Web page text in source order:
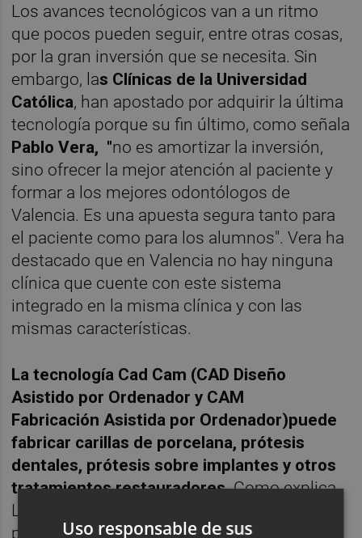
Los avances tecnológicos van a un ritmo
que pocos pueden seguir, entre otras cosas,
por la gran inversión que se necesita. Sin
embargo, las Clínicas de la Universidad
Católica, han apostado por adquirir la última
tecnología porque su fin último, como señala
Pablo Vera, "no es amortizar la inversión,
sino ofrecer la mejor atención al paciente y
formar a los mejores odontólogos de
Valencia. Es una apuesta segura tanto para
el paciente como para los alumnos". Vera ha
destacado que en Valencia no hay ninguna
clínica que cuente con este sistema
integrado en la misma clínica y con las
mismas características.
La tecnología Cad Cam (CAD Diseño
Asistido por Ordenador y CAM
Fabricación Asistida por Ordenador)puede
fabricar carillas de porcelana, prótesis
dentales, prótesis sobre implantes y otros
tratamientos restauradores.Como explica
Luis Ilzarbe, esta fabricación se realiza a
partir de una reproducción digital
Uso responsable de sus